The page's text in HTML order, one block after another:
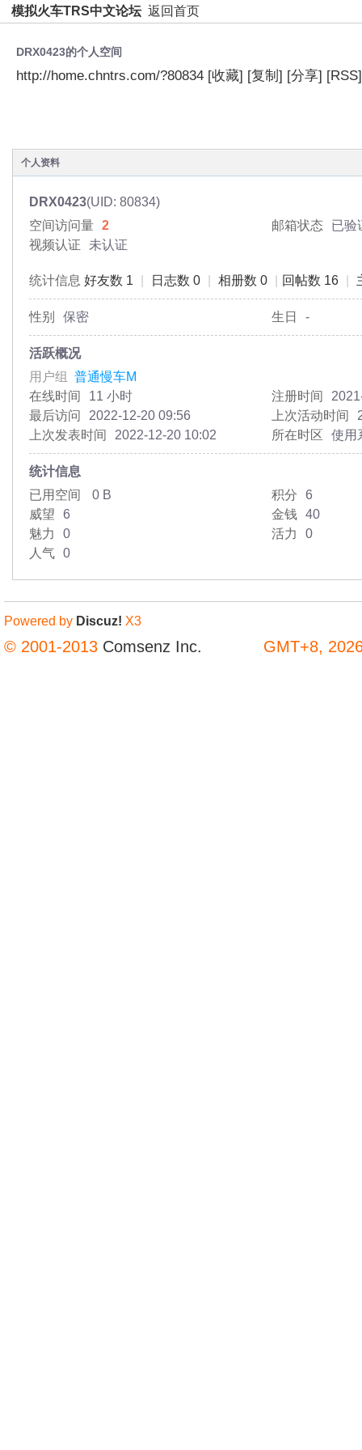
模拟火车TRS中文论坛 返回首页
DRX0423的个人空间
http://home.chntrs.com/?80834 [收藏] [复制] [分享] [RSS]
个人资料
DRX0423(UID: 80834)
空间访问量 2 邮箱状态
已验
视频认证
未认证
统计信息 好友数 1 日志数 0 相册数 0 回帖数 16
性别 保密 生日 -
活跃概况
用户组 普通慢车M
在线时间
11 小时 注册时间
最后访问
2022-12-20 09:56 上次活动时间
上次发表时间
2022-12-20 10:02 所在时区 使用
统计信息
已用空间
0 B 积分
6
威望
6 金钱
40
魅力
0 活力
0
人气 0
GMT+8,
Powered by Discuz! X3
© 2001-2013 Comsenz Inc.